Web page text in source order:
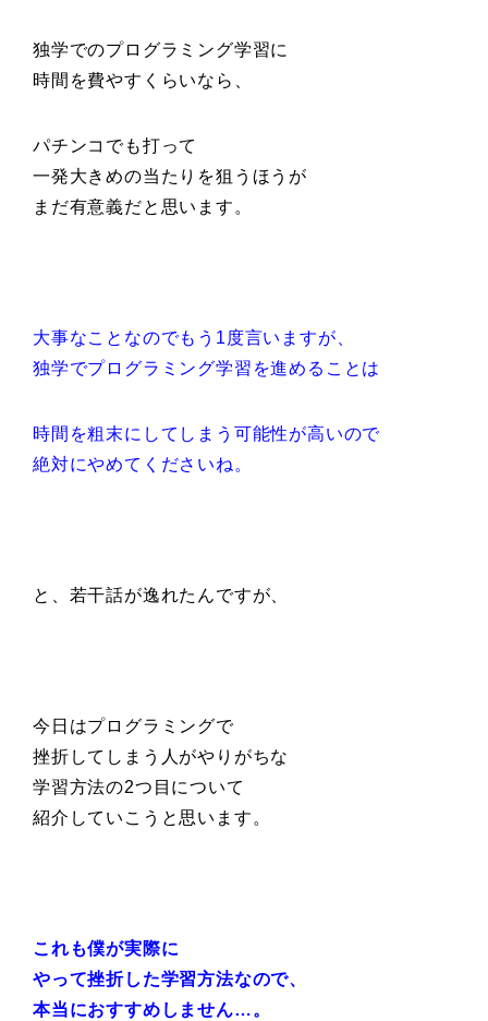
独学でのプログラミング学習に
時間を費やすくらいなら、
パチンコでも打って
一発大きめの当たりを狙うほうが
まだ有意義だと思います。
大事なことなのでもう1度言いますが、
独学でプログラミング学習を進めることは
時間を粗末にしてしまう可能性が高いので
絶対にやめてくださいね。
と、若干話が逸れたんですが、
今日はプログラミングで
挫折してしまう人がやりがちな
学習方法の2つ目について
紹介していこうと思います。
これも僕が実際に
やって挫折した学習方法なので、
本当におすすめしません…。